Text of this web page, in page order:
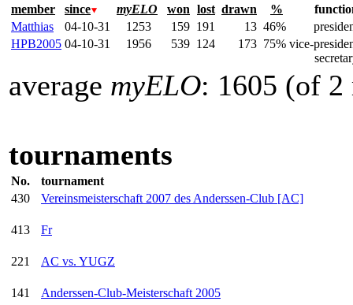
member since myELO won lost drawn %
Matthias
04-10-31 1253 159 191 13 46%
HPB2005 04-10-31 1956 539 124 173 75% vice-
average myELO: 1605 (of 2
tournaments
No.
tournament
430
Vereinsmeisterschaft 2007 des Anderssen-Club [AC]
413 Fr
221 AC vs. YUGZ
141 Anderssen-Club-Meisterschaft 2005